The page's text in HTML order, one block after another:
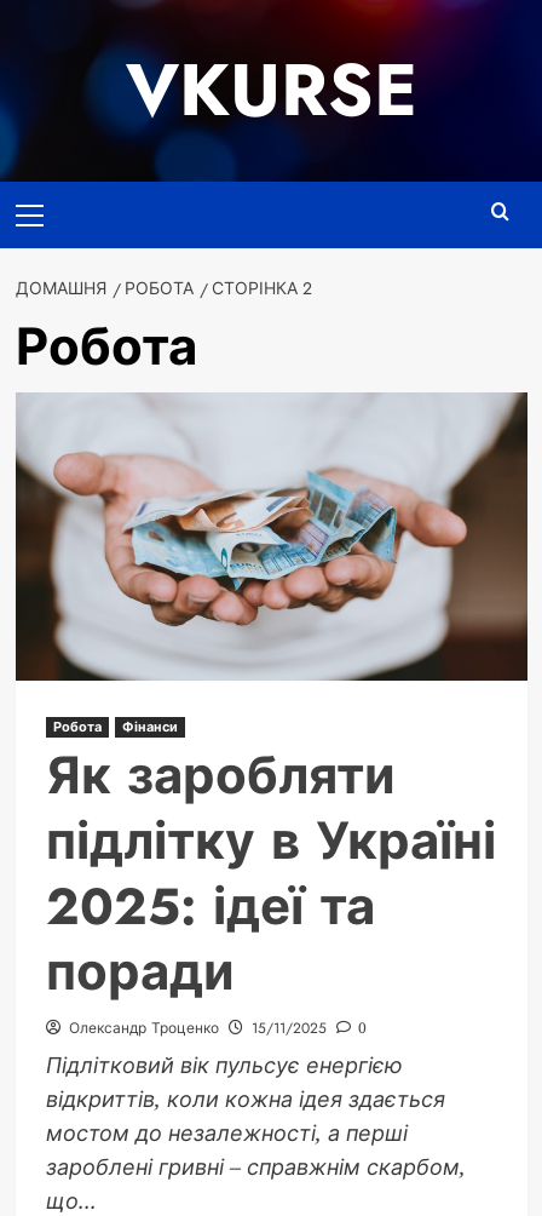
VKURSE
меню
ДОМАШНЯ РОБОТА СТОРІНКА 2
Робота
Робота Фінанси
Як заробляти
підлітку в Україні
2025: ідеї та
поради
Олександр Троценко 15/11/2025 0
Підлітковий вік пульсує енергією
відкриттів, коли кожна ідея здається
мостом до незалежності, а перші
зароблені гривні – справжнім скарбом,
що...